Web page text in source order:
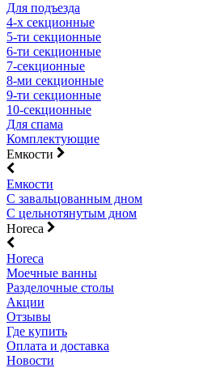
Для подъезда
4-х секционные
5-ти секционные
6-ти секционные
7-секционные
8-ми секционные
9-ти секционные
10-секционные
Для спама
Комплектующие
Емкости
Емкости
С завальцованным дном
С цельнотянутым дном
Horeca
Horeca
Моечные ванны
Разделочные столы
Акции
Отзывы
Где купить
Оплата и доставка
Новости